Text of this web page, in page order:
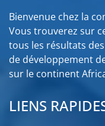
Bienvenue chez la
Vous trouverez sur
tous les résultats
de développement
sur le continent
LIENS